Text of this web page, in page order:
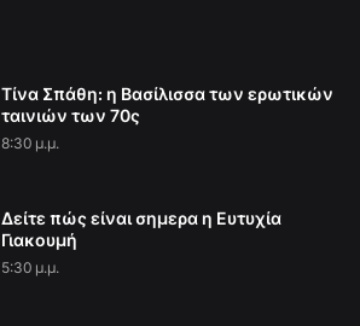
Τίνα Σπάθη: η Βασίλισσα των ερωτικών
ταινιών των 70ς
8:30 μ.μ.
Δείτε πώς είναι σημερα η Ευτυχία
Γιακουμή
5:30 μ.μ.